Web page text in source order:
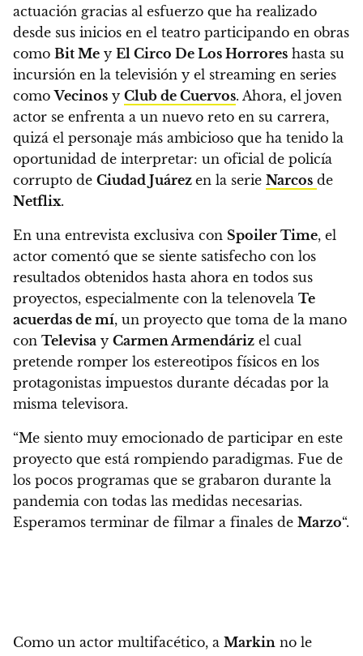
actuación gracias al esfuerzo que ha realizado
desde sus inicios en el teatro participando en obras
como Bit Me y El Circo De Los Horrores hasta su
incursión en la televisión y el streaming en series
comoVecinos y Club de Cuervos. Ahora, el joven
actor se enfrenta a un nuevo reto en su carrera,
quizá el personaje más ambicioso que ha tenido la
oportunidad de interpretar: un oficial de policía
corrupto de Ciudad Juárez en la serie Narcos de
Netflix.
En una entrevista exclusiva con Spoiler Time, el
actor comentó que se siente satisfecho con los
resultados obtenidos hasta ahora en todos sus
proyectos, especialmente con la telenovela Te
acuerdas de mí, un proyecto que toma de la mano
con Televisa y Carmen Armendáriz el cual
pretende romper los estereotipos físicos en los
protagonistas impuestos durante décadas por la
misma televisora.
“Me siento muy emocionado de participar en este
proyecto que está rompiendo paradigmas. Fue de
los pocos programas que se grabaron durante la
pandemia con todas las medidas necesarias.
Esperamos terminar de filmar a finales de Marzo“.
Como un actor multifacético, a Markin no le